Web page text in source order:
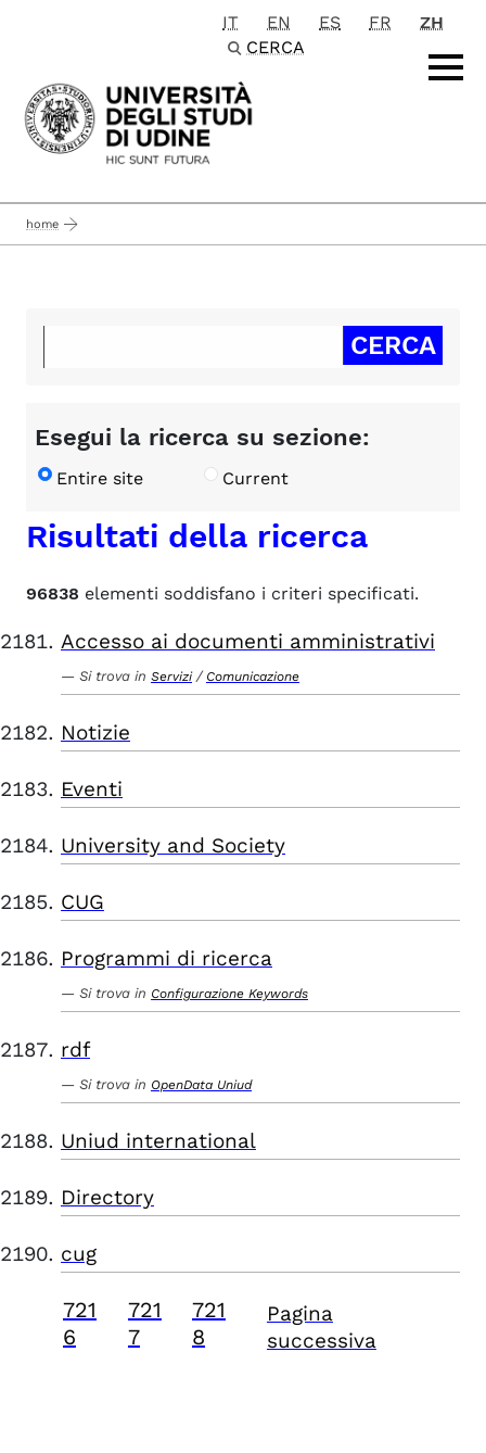
Passa al contenuto principale
IT EN ES FR
ZH
CERCA
home
Esegui la ricerca su sezione:
Entire site Current
Risultati della ricerca
96838 elementi soddisfano i criteri specificati.
Accesso ai documenti amministrativi
Si trova in Servizi / Comunicazione
Notizie
Eventi
University and Society
CUG
Programmi di ricerca
Si trova in Configurazione Keywords
rdf
Si trova in OpenData Uniud
Uniud international
Directory
cug
721
6
721
7
721
8
Pagina
successiva